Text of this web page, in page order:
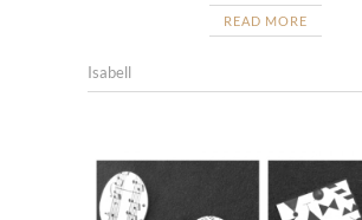
READ MORE
Isabell